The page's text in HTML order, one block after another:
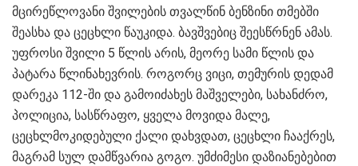
მცირეწლოვანი შვილების თვალწინ ბენზინი თმებში
შეასხა და ცეცხლი წაუკიდა. ბავშვებიც შეესწრნენ ამას.
უფროსი შვილი 5 წლის არის, მეორე სამი წლის და
პატარა წლინახევრის. როგორც ვიცი, თემურის დედამ
დარეკა 112-ში და გამოიძახეს მაშველები, სახანძრო,
პოლიცია, სასწრაფო, ყველა მოვიდა მალე,
ცეცხლმოკიდებული ქალი დახვდათ, ცეცხლი ჩააქრეს,
მაგრამ სულ დამწვარია გოგო. უმძიმესი დაზიანებებით